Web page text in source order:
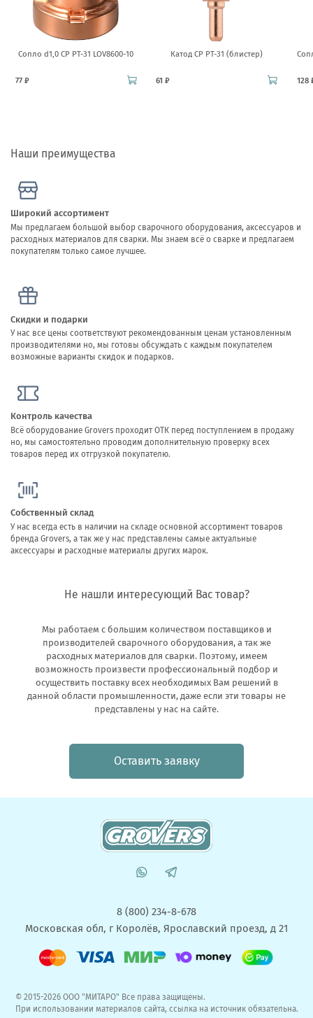
Сопло d1,0 CP PT-31 LOV8600-10
77 ₽
Катод CP PT-31 (блистер)
61 ₽ 128
Наши преимущества
Широкий ассортимент
Мы предлагаем большой выбор сварочного оборудования, аксессуаров и
расходных материалов для сварки. Мы знаем всё о сварке и предлагаем
покупателям только самое лучшее.
Скидки и подарки
У нас все цены соответствуют рекомендованным ценам установленным
производителями но, мы готовы обсуждать с каждым покупателем
возможные варианты скидок и подарков.
Контроль качества
Всё оборудование Grovers проходит ОТК перед поступлением в продажу
но, мы самостоятельно проводим дополнительную проверку всех
товаров перед их отгрузкой покупателю.
Собственный склад
У нас всегда есть в наличии на складе основной ассортимент товаров
бренда Grovers, а так же у нас представлены самые актуальные
аксессуары и расходные материалы других марок.
Не нашли интересующий Вас товар?
Мы работаем с большим количеством поставщиков и
производителей сварочного оборудования, а так же
расходных материалов для сварки. Поэтому, имеем
возможность произвести профессиональный подбор и
осуществить поставку всех необходимых Вам решений в
данной области промышленности, даже если эти товары не
представлены у нас на сайте.
Оставить заявку
8 (800) 234-8-678
Московская обл, г Королёв, Ярославский проезд, д 21
© 2015-2026 ООО "МИТАРО" Все права защищены.
При использовании материалов сайта, ссылка на источник обязательна.